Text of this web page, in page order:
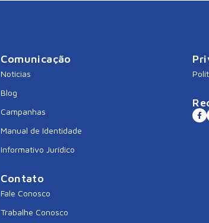
Comunicação
Notícias
Blog
Campanhas
Manual de Identidade
Informativo Jurídico
Contato
Fale Conosco
Trabalhe Conosco